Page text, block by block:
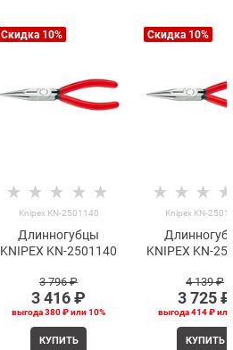
Скидка 10%
Knipex KN-2501140
Длинногубцы
KNIPEX KN-2501140
3 796 ₽
3 416 ₽
выгода380 ₽или10%
КУПИТЬ
Скидка 10%
Knipex KN-
KNIPEX KN-
4 139 ₽
3 725 ₽
выгода414 ₽
КУПИТЬ